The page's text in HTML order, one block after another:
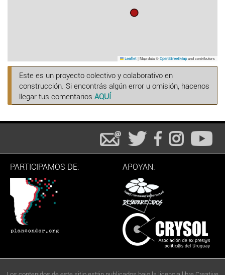
Leaflet |Map data © OpenStreetMapand contributors
Este es un proyecto colectivo y colaborativo en
construcción. Si encontrás algún error u omisión, hacenos
llegar tus comentarios AQUÍ
PARTICIPAMOS DE: APOYAN: